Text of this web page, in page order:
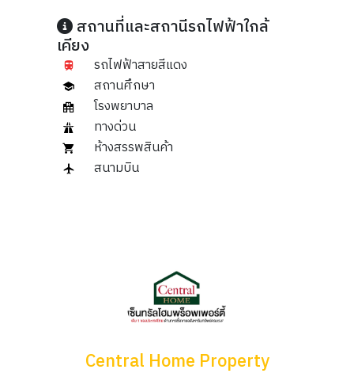
สถานที่และสถานีรถไฟฟ้าใกล้
เคียง
รถไฟฟ้าสายสีแดง
สถานศึกษา
โรงพยาบาล
ทางด่วน
ห้างสรรพสินค้า
สนามบิน
Central Home Property